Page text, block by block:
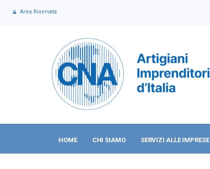
Area Riservata
HOME CHI SIAMO SERVIZI ALLE IMPRESE